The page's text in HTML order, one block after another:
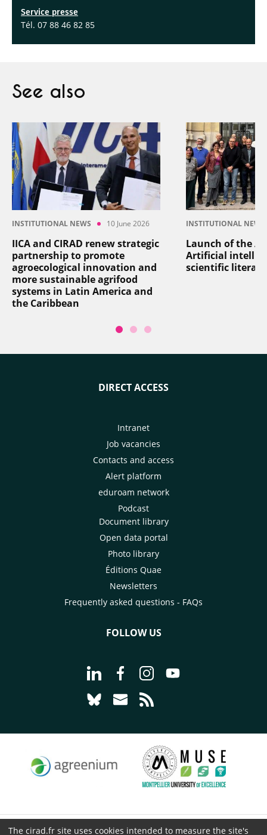
Service presse
Tél. 07 88 46 82 85
See also
INSTITUTIONAL NEWS 10 June 2026
IICA and CIRAD renew strategic
partnership to promote
agroecological innovation and
more sustainable agrifood
systems in Latin America and
the Caribbean
INSTITUTIONAL NEWS
Launch of the
Artificial
scientific
DIRECT ACCESS
Intranet
Job vacancies
Contacts and access
Alert platform
eduroam network
Podcast
Document library
Open data portal
Photo library
Éditions Quae
Newsletters
Frequently asked questions - FAQs
FOLLOW US
Go to page Follow us on LinkedIn -
Go to page Follow us on
Go to page Follow us on
Go to page Follow
Go to page Follow us on Bluesky -
Go to page Contact us - CIRAD
© CIRAD 2026
The cirad.fr site uses cookies intended to measure the site's